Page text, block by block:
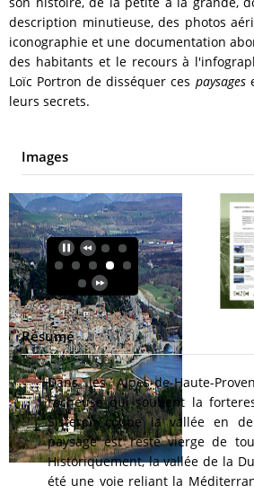
description minutieuse, des photos
iconographie et une documentation
des habitants et le recours à
Loïc Portron de disséquer ces paysages
leurs secrets.
Images
Résumé
Dans les Alpes-de-Haute-
rocheuse qui soutient la
Sisteron coupe la vallée en
paysage est resté vierge de
Historiquement, la vallée de la
été une voie reliant la